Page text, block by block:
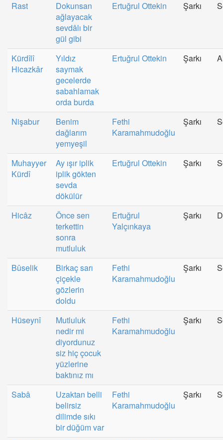
Rast
Dokunsan
ağlayacak
sevdâlı bir
gül gibi
Ertuğrul Ottekin Şarkı
Kürdîlî
Hicazkâr
Yıldız
saymak
gecelerde
sabahlamak
orda burda
Ertuğrul Ottekin Şarkı
Nişabur
Benim
dağlarım
yemyeşil
Fethi
Karamahmudoğlu
Şarkı
Muhayyer
Kürdî
Ay ışır iplik
iplik gökten
sevda
dökülür
Ertuğrul Ottekin Şarkı
Hicâz
Önce sen
terkettin
sonra
mutluluk
Ertuğrul
Yalçınkaya
Şarkı
Bûselik
Birkaç sarı
çiçekle
gözlerin
doldu
Fethi
Karamahmudoğlu
Şarkı
Hüseynî
Mutluluk
nedir mi
diyordunuz
siz hiç çocuk
yüzlerine
baktınız mı
Fethi
Karamahmudoğlu
Şarkı
Sabâ
Uzaktan belli
belirsiz
dilimde sıkı
bir düğüm var
Fethi
Karamahmudoğlu
Şarkı